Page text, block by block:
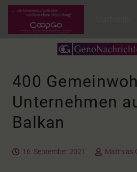
400
Unternehmen
Balkan
16. September 2021 Matthias